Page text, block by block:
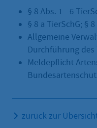
§ 8 Abs. 1 - 6
§ 8 a TierSchG; §
Allgemeine
Durchführung
Meldepflicht
zurück zur